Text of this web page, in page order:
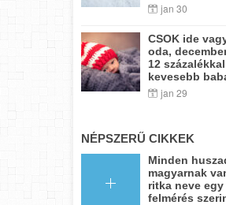
jan 30
CSOK ide
oda,
12 százalékkal
kevesebb
jan 29
NÉPSZERŰ CIKKEK
Minden
magyarnak
ritka neve egy
felmérés